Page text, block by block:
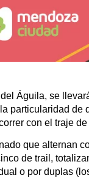
Águila, se
particularidad
con el traje
que alternan
de trail,
o por duplas